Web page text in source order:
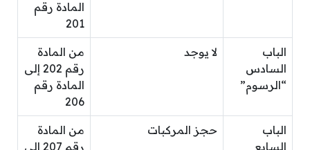
المادة رقم
201
الباب
السادس
“الرسوم”
لا يوجد
من المادة
رقم 202 إلى
المادة رقم
206
الباب
السابع
حجز المركبات
من المادة
رقم 207 إلى